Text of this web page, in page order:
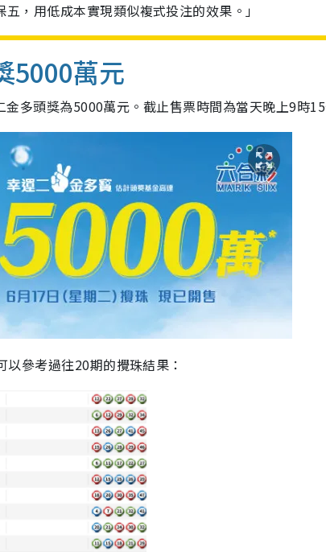
，用低成本實現類似複式投注的效果。」
5000萬元
多頭獎為5000萬元。截止售票時間為當天晚上9時15
參考過往20期的攪珠結果：